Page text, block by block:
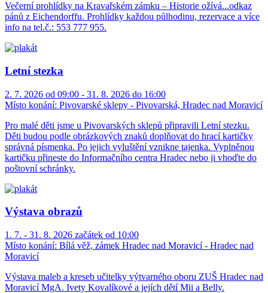
Večerní prohlídky na Kravařském zámku – Historie ožívá...odkaz
pánů z Eichendorffu. Prohlídky každou půlhodinu, rezervace a více
info na tel.č.: 553 777 955.
Letní stezka
2. 7. 2026 od 09:00 - 31. 8. 2026 do 16:00
Místo konání: Pivovarské sklepy - Pivovarská, Hradec nad Moravicí
Pro malé děti jsme u Pivovarských sklepů připravili Letní stezku.
Děti budou podle obrázkových znaků doplňovat do hrací kartičky
správná písmenka. Po jejich vyluštění vznikne tajenka. Vyplněnou
kartičku přineste do Informačního centra Hradec nebo ji vhoďte do
poštovní schránky.
Výstava obrazů
1. 7. - 31. 8. 2026 začátek od 10:00
Místo konání: Bílá věž, zámek Hradec nad Moravicí - Hradec nad
Moravicí
Výstava maleb a kreseb učitelky výtvarného oboru ZUŠ Hradec nad
Moravicí MgA. Ivety Kovalíkové a jejích dětí Mii a Belly.